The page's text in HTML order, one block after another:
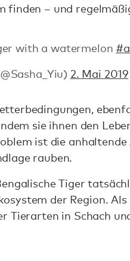
finden – und
with a watermelon
2. Mai 2019
sie ihnen den
ist die anhaltende
rauben.
Tiger
der Region.
Tierarten in Schach